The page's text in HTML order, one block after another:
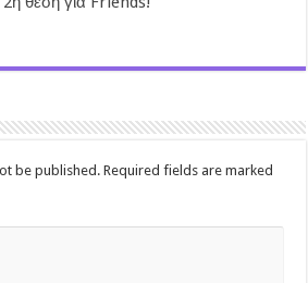
be published. Required fields are marked